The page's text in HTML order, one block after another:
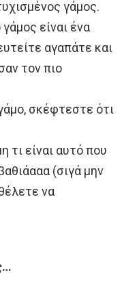
γάμος.
είναι ένα
αγαπάτε και
τον πιο
σκέφτεστε ότι
είναι αυτό που
(σιγά μην
να